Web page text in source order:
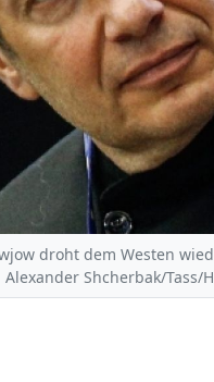
droht dem Westen
Shcherbak/Tass/